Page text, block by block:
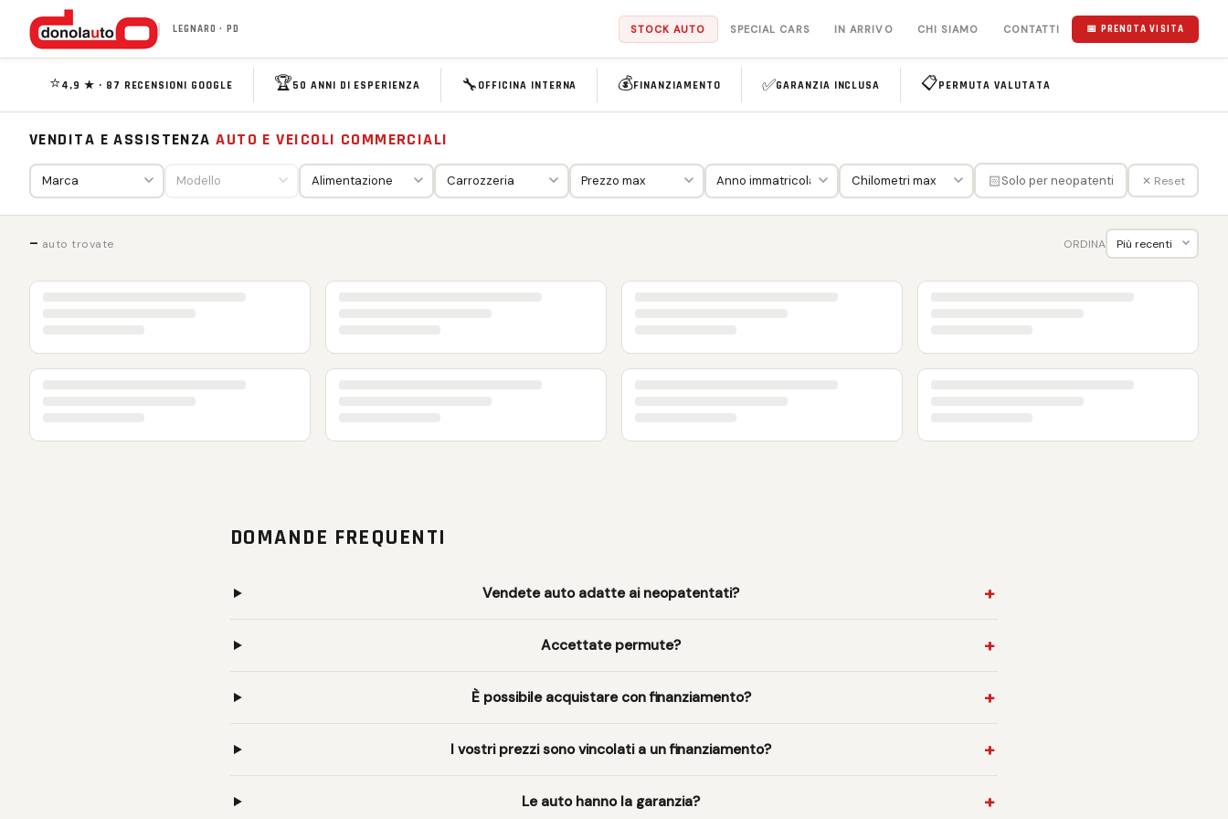
LEGNARO · PD STOCK AUTO SPECIAL CARS IN ARRIVO CHI SIAMO CONTATTI 📅 PRENOTA VISITA
⭐4,9 ★ · 87 RECENSIONI GOOGLE 🏆50 ANNI DI ESPERIENZA 🔧 OFFICINA INTERNA 💰FINANZIAMENTO ✅GARANZIA INCLUSA 📋PERMUTA VALUTATA
VENDITA E ASSISTENZAAUTO E VEICOLI COMMERCIALI
🏻Solo per neopatenti ✕ Reset
— auto trovate ORDINA
DOMANDE FREQUENTI
Vendete auto adatte ai neopatentati?
Accettate permute?
È possibile acquistare con finanziamento?
I vostri prezzi sono vincolati a un finanziamento?
Le auto hanno la garanzia?